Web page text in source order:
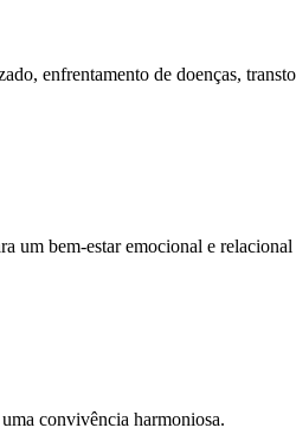
enfrentamento de doenças,
um bem-estar emocional e
convivência harmoniosa.